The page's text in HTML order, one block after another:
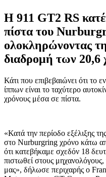
Η 911 GT2 RS
πίστα του
ολοκληρώνοντας
διαδρομή των 20,6
Κάτι που επιβεβαιώνει ότι το
ίππων είναι το ταχύτερο
χρόνους μέσα σε πίστα.
«Κατά την περίοδο εξέλιξης
στο Nurburgring χρόνο κάτω
ότι κατεβήκαμε σχεδόν 18
πιστωθεί στους
μας», δήλωσε περιχαρής ο